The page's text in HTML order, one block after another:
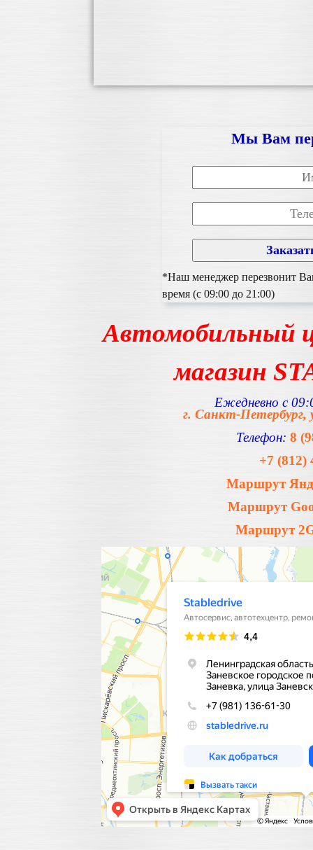
Мы Вам
*Наш менеджер перезвонит
время (с 09:00 до 21:00)
Автомобильный
магазин
Ежедневно с
г. Санкт-Петербург,
Телефон: 8
+7 (812)
Маршрут
Маршрут
Маршрут